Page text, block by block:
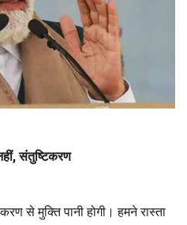
संतुष्टिकरण
से मुक्ति पानी होगी। हमने रास्ता